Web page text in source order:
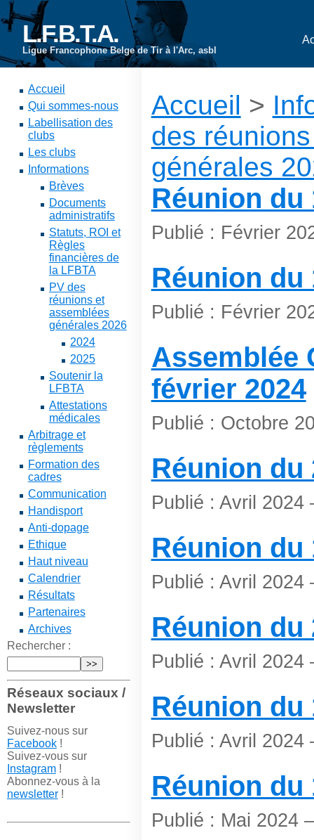
L.F.B.T.A.
Ligue Francophone Belge de Tir à l'Arc, asbl
Accueil
Qui sommes-nous
Labellisation des
clubs
Les clubs
Informations
Brèves
Documents
administratifs
Statuts, ROI et
Règles
financières de
la LFBTA
PV des
réunions et
assemblées
générales 2026
2024
2025
Soutenir la
LFBTA
Attestations
médicales
Arbitrage et
règlements
Formation des
cadres
Communication
Handisport
Anti-dopage
Ethique
Haut niveau
Calendrier
Résultats
Partenaires
Archives
Rechercher :
Réseaux sociaux /
Newsletter
Suivez-nous sur
Facebook!
Suivez-vous sur
Instagram!
Abonnez-vous à la
newsletter!
Accueil >
des
générales
Réunion du
Publié : Février
Réunion du
Publié : Février
Assemblée
février 2024
Publié : Octobre
Réunion du
Publié : Avril
Réunion du
Publié : Avril
Réunion du
Publié : Avril
Réunion du
Publié : Avril
Réunion du
Publié : Mai 2024